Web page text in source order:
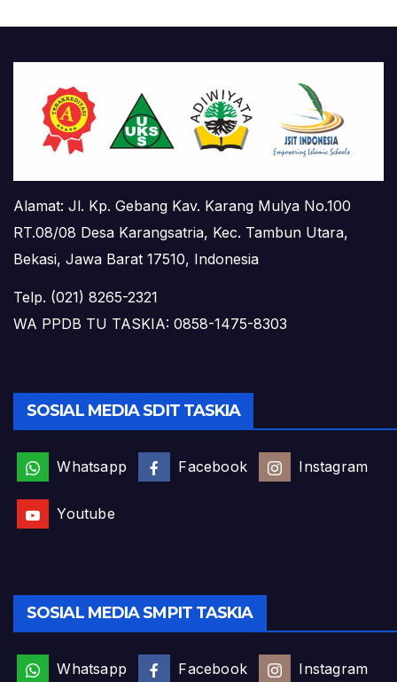
Alamat: Jl. Kp. Gebang Kav. Karang Mulya No.100
RT.08/08 Desa Karangsatria, Kec. Tambun Utara,
Bekasi, Jawa Barat 17510, Indonesia
Telp. (021) 8265-2321
WA PPDB TU TASKIA: 0858-1475-8303
SOSIAL MEDIA SDIT TASKIA
Whatsapp Facebook Instagram
Youtube
SOSIAL MEDIA SMPIT TASKIA
Whatsapp Facebook Instagram